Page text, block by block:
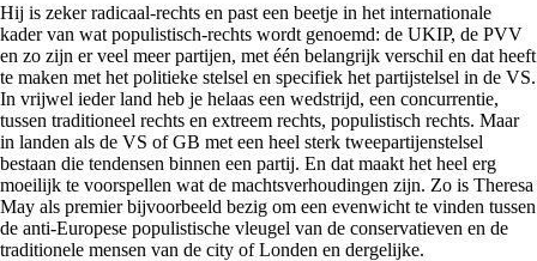
Hij is zeker radicaal-rechts en past een beetje in het internationale
kader van wat populistisch-rechts wordt genoemd: de UKIP, de PVV
en zo zijn er veel meer partijen, met één belangrijk verschil en dat heeft
te maken met het politieke stelsel en specifiek het partijstelsel in de VS.
In vrijwel ieder land heb je helaas een wedstrijd, een concurrentie,
tussen traditioneel rechts en extreem rechts, populistisch rechts. Maar
in landen als de VS of GB met een heel sterk tweepartijenstelsel
bestaan die tendensen binnen een partij. En dat maakt het heel erg
moeilijk te voorspellen wat de machtsverhoudingen zijn. Zo is Theresa
May als premier bijvoorbeeld bezig om een evenwicht te vinden tussen
de anti-Europese populistische vleugel van de conservatieven en de
traditionele mensen van de city of Londen en dergelijke.